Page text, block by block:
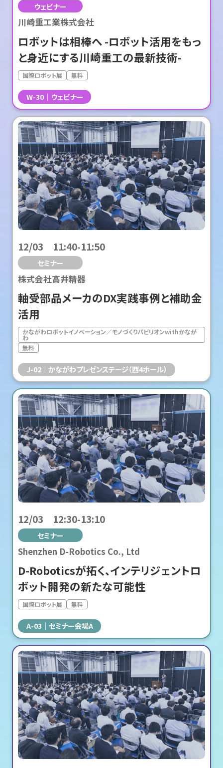
W-30 ウェビナー
ウェビナー
川崎重工業株式会社
ロボットは相棒へ -ロボット活用をもっ
と身近にする川崎重工の最新技術-
国際ロボット展 無料
J-02 かながわプレゼンステージ（西4ホール）
12/03 11:40-11:50
セミナー
株式会社高井精器
軸受部品メーカのDX実践事例と補助金
活用
かながわロボットイノベーション／モノづくりパビリオンwithかなが
わ
無料
A-03 セミナー会場A
12/03 12:30-13:10
セミナー
Shenzhen D-Robotics Co., Ltd
D-Roboticsが拓く、インテリジェントロ
ボット開発の新たな可能性
国際ロボット展 無料